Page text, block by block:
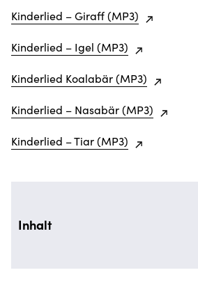
Kinderlied – Giraff (MP3)
Kinderlied – Igel (MP3)
Kinderlied Koalabär (MP3)
Kinderlied – Nasabär (MP3)
Kinderlied – Tiar (MP3)
Inhalt